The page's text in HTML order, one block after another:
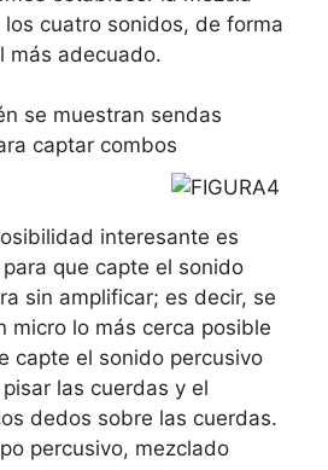
cuatro sonidos, de forma
más adecuado.
se muestran sendas
captar combos
interesante es
que capte el sonido
sin amplificar; es decir, se
micro lo más cerca posible
capte el sonido percusivo
las cuerdas y el
dedos sobre las cuerdas.
percusivo, mezclado